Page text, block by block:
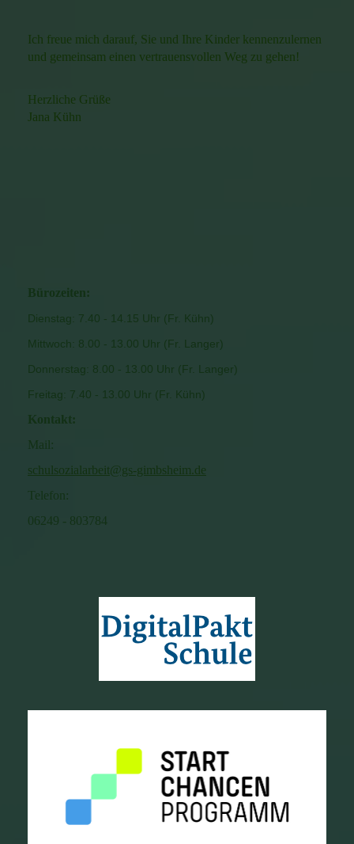
Ich freue mich darauf, Sie und Ihre Kinder kennenzulernen
und gemeinsam einen vertrauensvollen Weg zu gehen!
Herzliche Grüße
Jana Kühn
Bürozeiten:
Dienstag: 7.40 - 14.15 Uhr (Fr. Kühn)
Mittwoch: 8.00 - 13.00 Uhr (Fr. Langer)
Donnerstag: 8.00 - 13.00 Uhr (Fr. Langer)
Freitag: 7.40 - 13.00 Uhr (Fr. Kühn)
Kontakt:
Mail:
schulsozialarbeit@gs-gimbsheim.de
Telefon:
06249 - 803784